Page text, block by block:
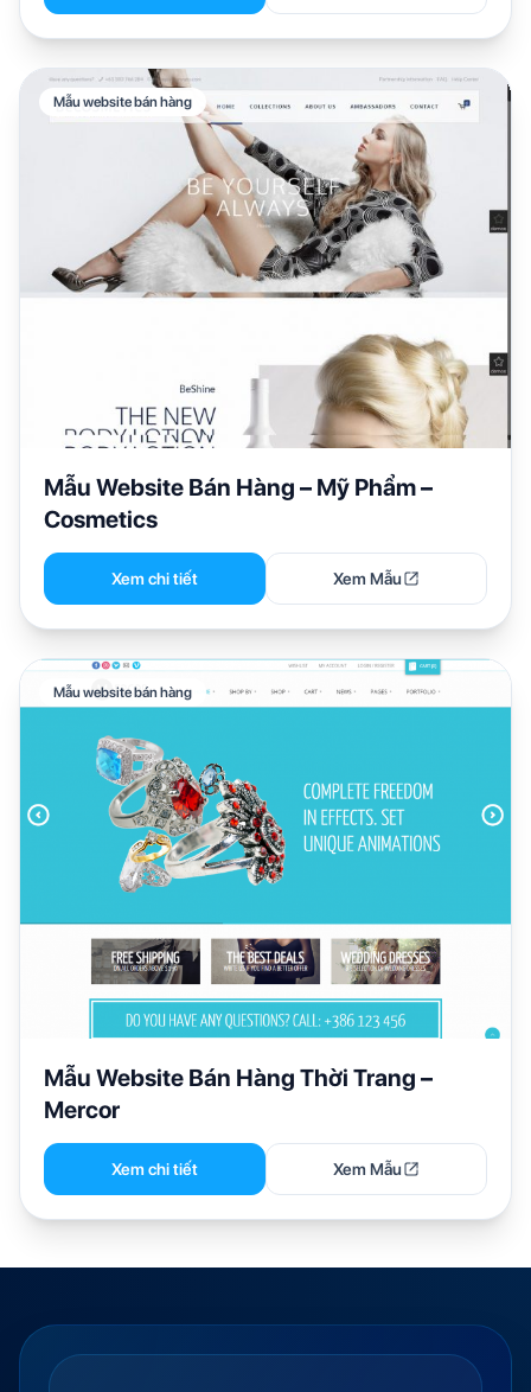
Mẫu website bán hàng
Mẫu Website Bán Hàng – Mỹ Phẩm –
Cosmetics
Xem chi tiết Xem Mẫu
Mẫu website bán hàng
Mẫu Website Bán Hàng Thời Trang –
Mercor
Xem chi tiết Xem Mẫu